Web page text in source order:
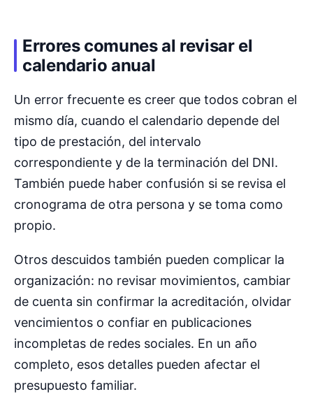
Errores comunes al revisar el
calendario anual
Un error frecuente es creer que todos cobran el
mismo día, cuando el calendario depende del
tipo de prestación, del intervalo
correspondiente y de la terminación del DNI.
También puede haber confusión si se revisa el
cronograma de otra persona y se toma como
propio.
Otros descuidos también pueden complicar la
organización: no revisar movimientos, cambiar
de cuenta sin confirmar la acreditación, olvidar
vencimientos o confiar en publicaciones
incompletas de redes sociales. En un año
completo, esos detalles pueden afectar el
presupuesto familiar.